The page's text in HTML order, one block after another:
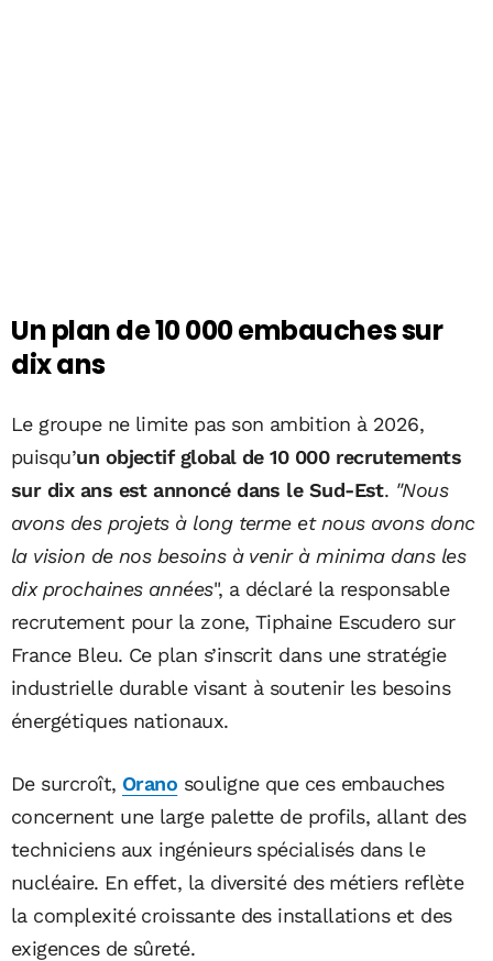
Un plan de 10 000 embauches sur
dix ans
Le groupe ne limite pas son ambition à 2026,
puisqu’un objectif global de 10 000 recrutements
sur dix ans est annoncé dans le Sud-Est. "Nous
avons des projets à long terme et nous avons donc
la vision de nos besoins à venir à minima dans les
dix prochaines années", a déclaré la responsable
recrutement pour la zone, Tiphaine Escudero sur
France Bleu. Ce plan s’inscrit dans une stratégie
industrielle durable visant à soutenir les besoins
énergétiques nationaux.
De surcroît, Orano souligne que ces embauches
concernent une large palette de profils, allant des
techniciens aux ingénieurs spécialisés dans le
nucléaire. En effet, la diversité des métiers reflète
la complexité croissante des installations et des
exigences de sûreté.